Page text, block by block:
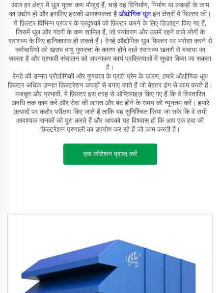
आज हर क्षेत्र में धूल युक्त कण मौजूद हैं, चाहे वह विनिर्माण, निर्माण या लकड़ी के काम
का उद्योग हो और इसलिए इसकी आवश्यकता है औद्योगिक धूलइन क्षेत्रों में फ़िल्टर की।
ये फ़िल्टर विभिन्न प्रकार के प्रदूषकों को फ़िल्टर करने के लिए डिज़ाइन किए गए हैं,
जिसमें धूल और गंदगी के कण शामिल हैं, जो पर्यावरण और उसमें रहने वाले लोगों के
स्वास्थ्य के लिए हानिकारक हो सकते हैं। रेनहे औद्योगिक धूल फ़िल्टर पर भरोसा करने से
कर्मचारियों को खराब वायु गुणवत्ता के कारण होने वाले स्वास्थ्य खतरों से बचाया जा
सकता है और प्रभावी संचालन को अपनाकर कार्य प्रक्रियाओं में सुधार किया जा सकता
है।
रेनहे की उन्नत प्रौद्योगिकी और गुणवत्ता के प्रति प्रेम के कारण, हमारे औद्योगिक धूल
फ़िल्टर अधिक उन्नत फ़िल्टरेशन कपड़ों से बनाए जाते हैं जो बेहतर ढंग से काम करते हैं।
मजबूत और प्रभावी, ये फ़िल्टर इस तरह से ऑप्टिमाइज़ किए गए हैं कि वे विस्तारित
अवधि तक काम करें और सेवा की लागत और बंद होने के समय को न्यूनतम करें। हमारे
उत्पादों पर कठोर परीक्षण किए जाते हैं ताकि यह सुनिश्चित किया जा सके कि वे सभी
आवश्यक मानकों को पूरा करते हैं और आपको यह विश्वास हो कि आप एक हवा की
फ़िल्टरेशन प्रणाली का उपयोग कर रहे हैं जो काम करती है।
एक कोटेशन प्राप्त करें